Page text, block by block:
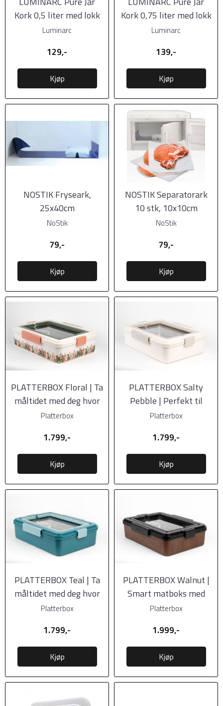
Kork 0,5 liter med lokk
Luminarc
129,-
Kjøp
Kork 0,75 liter med lokk
Luminarc
139,-
Kjøp
NOSTIK Fryseark,
25x40cm
NoStik
79,-
Kjøp
NOSTIK Separatorark
10 stk, 10x10cm
NoStik
79,-
Kjøp
PLATTERBOX Floral | Ta
måltidet med deg hvor
som helst
Platterbox
1.799,-
Kjøp
PLATTERBOX Salty
Pebble | Perfekt til
piknik og tapas
Platterbox
1.799,-
Kjøp
PLATTERBOX Teal | Ta
måltidet med deg hvor
som helst
Platterbox
1.799,-
Kjøp
PLATTERBOX Walnut |
Smart matboks med
rom for piknik
Platterbox
1.999,-
Kjøp